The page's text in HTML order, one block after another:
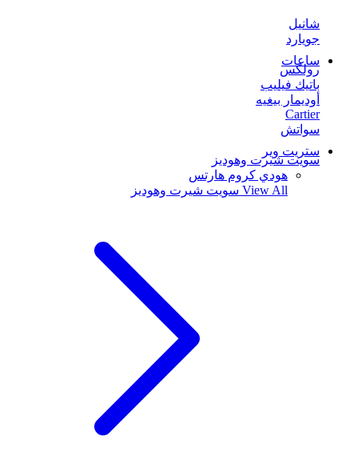
شانيل
جويارد
ساعات
رولكس
باتيك فيليب
أوديمار بيغيه
Cartier
سواتش
ستريت وير
سويت شيرت وهوديز
هودي كروم هارتس
View All سويت شيرت وهوديز